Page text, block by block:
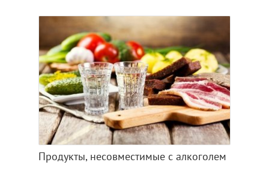
Продукты, несовместимые с алкоголем